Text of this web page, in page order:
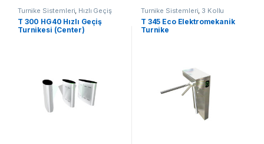
Turnike Sistemleri, Hızlı Geçiş
T 300 HG40 Hızlı Geçiş
Turnikesi (Center)
Turnike Sistemleri, 3 Kollu
Turnike
T 345 Eco Elektromekanik
Turnike